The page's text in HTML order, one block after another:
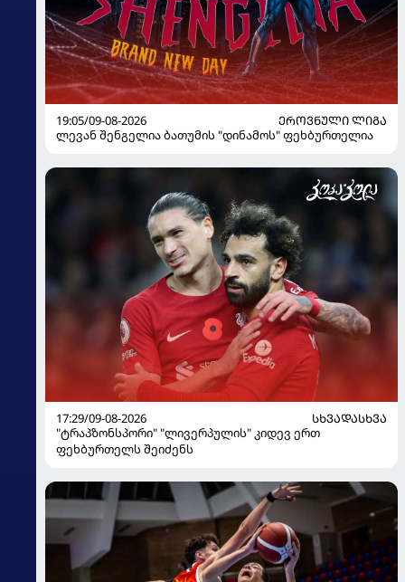
19:05/09-08-2026
ᲔᲠᲝᲕᲜᲣᲚᲘ ᲚᲘᲒᲐ
ლევან შენგელია ბათუმის "დინამოს" ფეხბურთელია
17:29/09-08-2026
ᲡᲮᲕᲐᲓᲐᲡᲮᲕᲐ
"ტრაპზონსპორი" "ლივერპულის" კიდევ ერთ
ფეხბურთელს შეიძენს